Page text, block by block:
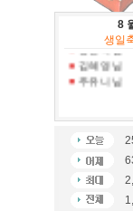
8
생일
정규진 님
홍진국 님
김혜영 님
주유니 님